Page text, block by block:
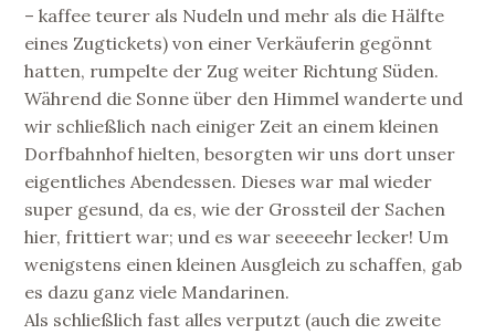
– kaffee teurer als Nudeln und mehr als die Hälfte
eines Zugtickets) von einer Verkäuferin gegönnt
hatten, rumpelte der Zug weiter Richtung Süden.
Während die Sonne über den Himmel wanderte und
wir schließlich nach einiger Zeit an einem kleinen
Dorfbahnhof hielten, besorgten wir uns dort unser
eigentliches Abendessen. Dieses war mal wieder
super gesund, da es, wie der Grossteil der Sachen
hier, frittiert war; und es war seeeeehr lecker! Um
wenigstens einen kleinen Ausgleich zu schaffen, gab
es dazu ganz viele Mandarinen.
Als schließlich fast alles verputzt (auch die zweite